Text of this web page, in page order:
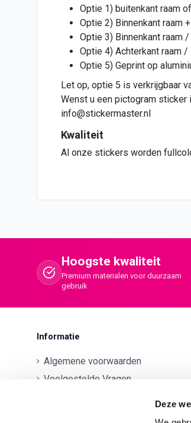
Deze
Optie 1) buitenkant raam of
Optie 2) Binnenkant raam
Optie 3) Binnenkant raam
Optie 4) Achterkant raam
Optie 5) Geprint op
Let op, optie 5 is verkrijgbaar
Wenst u een pictogram sticker
info@stickermaster.nl
Kwaliteit
Al onze stickers worden
Hoogste kwaliteit
Premium materialen voor duurzaam
gebruik
Informatie
Algemene voorwaarden
Veelgestelde Vragen